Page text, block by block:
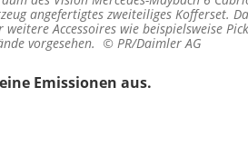
angefertigtes zweiteiliges Kofferset.
Accessoires wie beispielsweise
vorgesehen. © PR/Daimler AG
Emissionen aus.